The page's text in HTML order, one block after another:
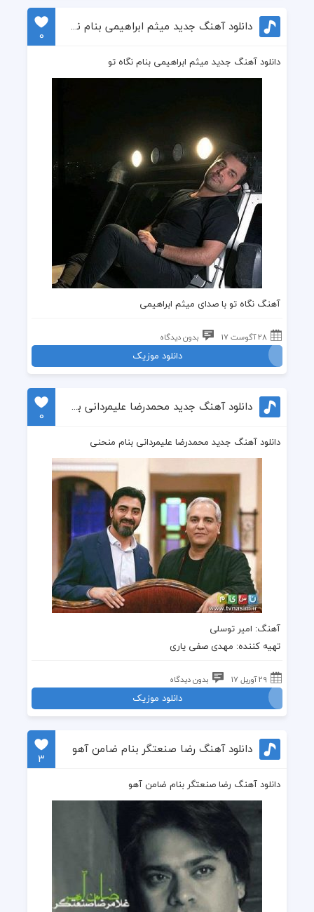
دانلود آهنگ جدید میثم ابراهیمی بنام نگاه تو
0
دانلود آهنگ جدید میثم ابراهیمی بنام نگاه تو
آهنگ نگاه تو با صدای میثم ابراهیمی
28 آگوست 17 بدون دیدگاه
دانلود موزیک
دانلود آهنگ جدید محمدرضا علیمردانی بنام منحنی
0
دانلود آهنگ جدید محمدرضا علیمردانی بنام منحنی
آهنگ: امیر توسلی
تهیه کننده: مهدی صفی یاری
29 آوریل 17 بدون دیدگاه
دانلود موزیک
دانلود آهنگ رضا صنعتگر بنام ضامن آهو
3
دانلود آهنگ رضا صنعتگر بنام ضامن آهو